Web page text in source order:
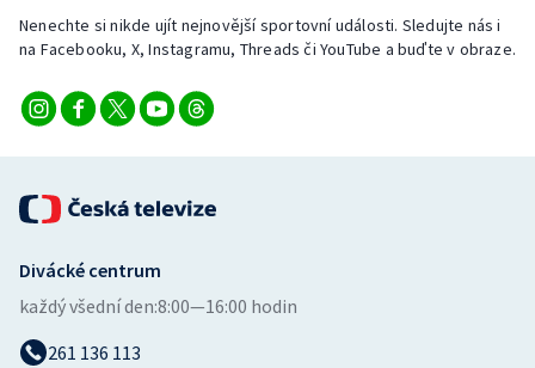
Plážový volejbal
Ragby
Rychlobruslení
Rychlostní kanoistika
Short track
Nenechte si nikde ujít nejnovější sportovní události. Sledujte nás i
na Facebooku, X, Instagramu, Threads či YouTube a buďte v obraze.
Divácké centrum
každý všední den:8:00—16:00 hodin
261 136 113